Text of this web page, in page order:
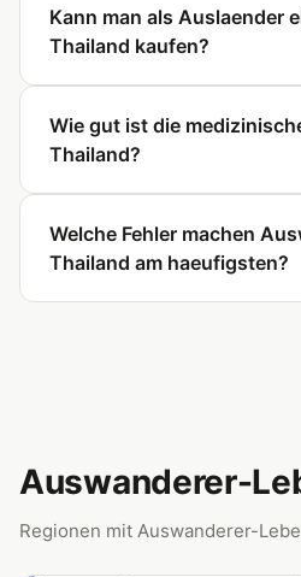
Kann man als Auslaender
Thailand kaufen?
Wie gut ist die
Thailand?
Welche Fehler machen
Thailand am haeufigsten?
Auswanderer-
Regionen mit Auswanderer-